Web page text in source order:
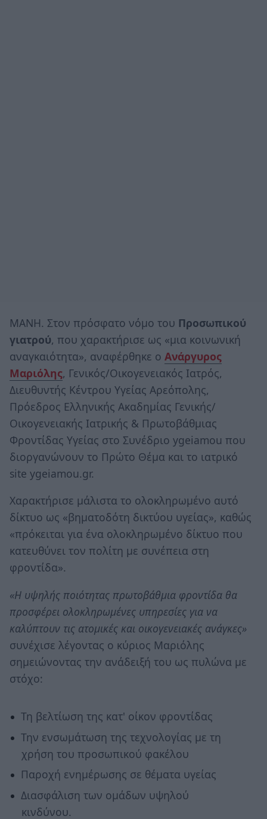
ΜΑΝΗ. Στον πρόσφατο νόμο του Προσωπικού
γιατρού, που χαρακτήρισε ως «μια κοινωνική
αναγκαιότητα», αναφέρθηκε ο Ανάργυρος
Μαριόλης, Γενικός/Οικογενειακός Ιατρός,
Διευθυντής Κέντρου Υγείας Αρεόπολης,
Πρόεδρος Ελληνικής Ακαδημίας Γενικής/
Οικογενειακής Ιατρικής & Πρωτοβάθμιας
Φροντίδας Υγείας στο Συνέδριο ygeiamou που
διοργανώνουν το Πρώτο Θέμα και το ιατρικό
site ygeiamou.gr.
Χαρακτήρισε μάλιστα το ολοκληρωμένο αυτό
δίκτυο ως «βηματοδότη δικτύου υγείας», καθώς
«πρόκειται για ένα ολοκληρωμένο δίκτυο που
κατευθύνει τον πολίτη με συνέπεια στη
φροντίδα».
«Η υψηλής ποιότητας πρωτοβάθμια φροντίδα θα
προσφέρει ολοκληρωμένες υπηρεσίες για να
καλύπτουν τις ατομικές και οικογενειακές ανάγκες»
συνέχισε λέγοντας ο κύριος Μαριόλης
σημειώνοντας την ανάδειξή του ως πυλώνα με
στόχο:
Τη βελτίωση της κατ' οίκον φροντίδας
Την ενσωμάτωση της τεχνολογίας με τη
χρήση του προσωπικού φακέλου
Παροχή ενημέρωσης σε θέματα υγείας
Διασφάλιση των ομάδων υψηλού
κινδύνου.